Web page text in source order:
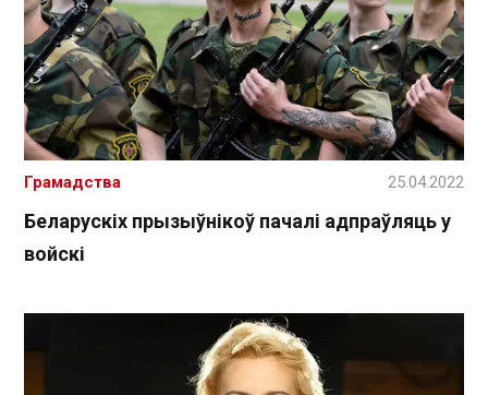
Беларускіх прызыўнікоў пачалі адпраўляць у
войскі
Грамадства 25.04.2022